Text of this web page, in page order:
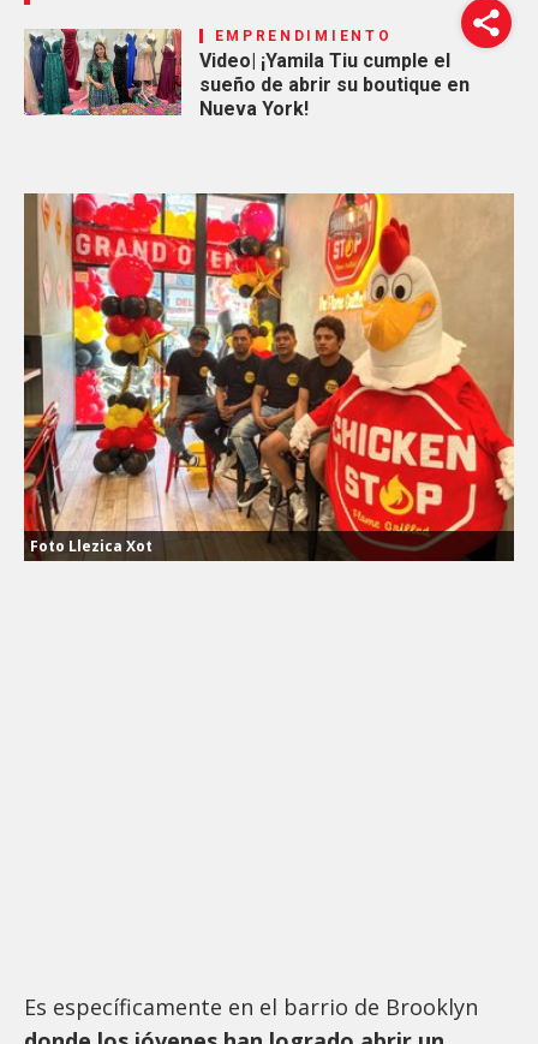
EMPRENDIMIENTO
Video| ¡Yamila Tiu cumple el
sueño de abrir su boutique en
Nueva York!
Foto Llezica Xot
Es específicamente en el barrio de Brooklyn